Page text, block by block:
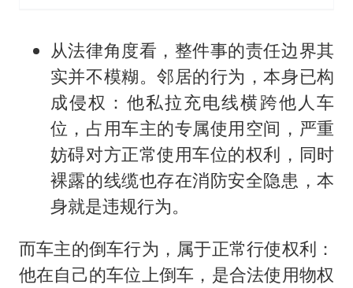
从法律角度看，整件事的责任边界其
实并不模糊。邻居的行为，本身已构
成侵权：他私拉充电线横跨他人车
位，占用车主的专属使用空间，严重
妨碍对方正常使用车位的权利，同时
裸露的线缆也存在消防安全隐患，本
身就是违规行为。
而车主的倒车行为，属于正常行使权利：
他在自己的车位上倒车，是合法使用物权